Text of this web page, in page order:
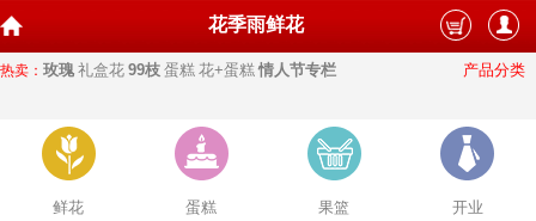
花季雨鲜花
热卖： 玫瑰 礼盒花 99枝 蛋糕 花+蛋糕 情人节专栏 产品分类
鲜花 蛋糕 果篮 开业